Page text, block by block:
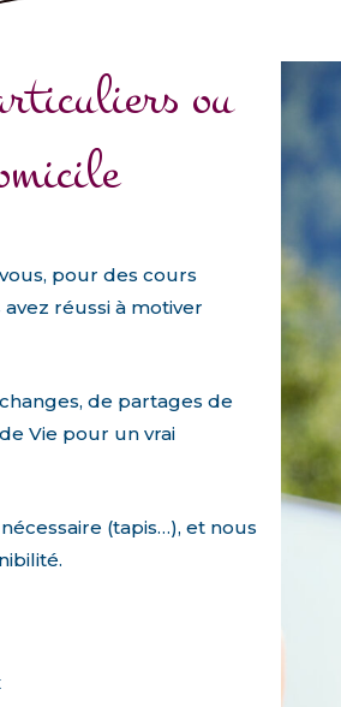
rticuliers ou
micile
pour des cours
réussi à motiver
de partages de
Vie pour un vrai
(tapis…), et nous